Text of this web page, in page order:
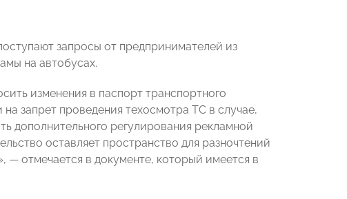
запросы от предпринимателей из
на автобусах.
изменения в паспорт транспортного
запрет проведения техосмотра TC в случае,
дополнительного регулирования рекламной
оставляет пространство для разночтений
— отмечается в документе, который имеется в